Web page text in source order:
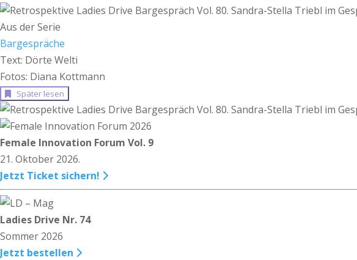
Aus der Serie
Bargespräche
Text: Dörte Welti
Fotos: Diana Kottmann
Später lesen
Female Innovation Forum Vol. 9
21. Oktober 2026.
Jetzt Ticket sichern!
Ladies Drive Nr. 74
Sommer 2026
Jetzt bestellen